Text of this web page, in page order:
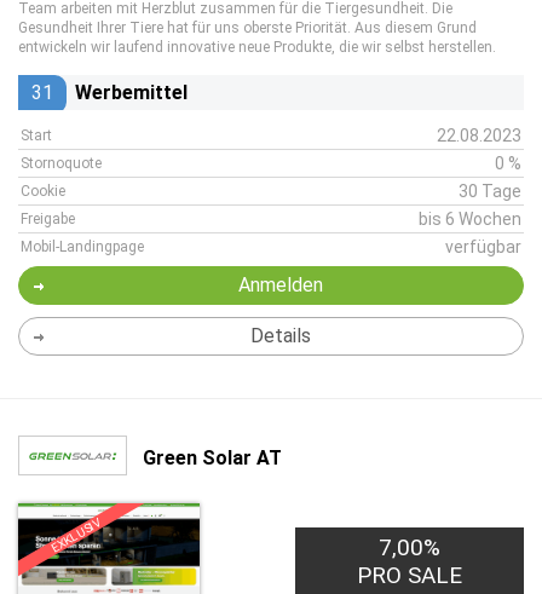
Team arbeiten mit Herzblut zusammen für die Tiergesundheit. Die
Gesundheit Ihrer Tiere hat für uns oberste Priorität. Aus diesem Grund
entwickeln wir laufend innovative neue Produkte, die wir selbst herstellen.
31 Werbemittel
Start 22.08.2023
Stornoquote 0 %
Cookie 30 Tage
Freigabe bis 6 Wochen
Mobil-Landingpage verfügbar
Anmelden
Details
Green Solar AT
EXKLUSIV
7,00%
PRO SALE